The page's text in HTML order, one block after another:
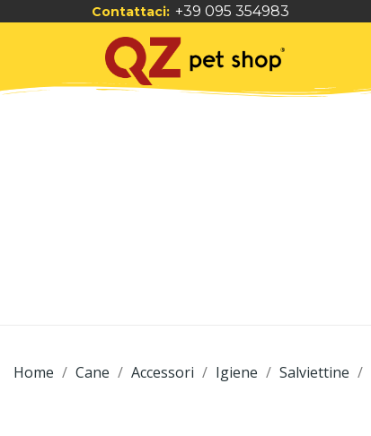
Contattaci: +39 095 354983
Home Cane Accessori Igiene Salviettine